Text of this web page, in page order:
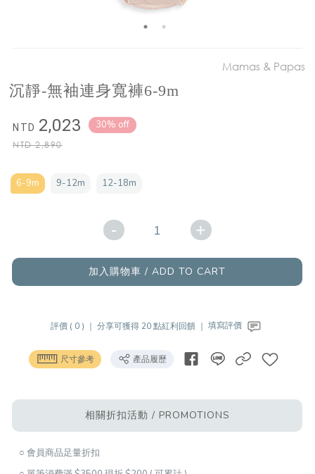
Mamas & Papas
沉靜-無袖連身寬褲6-9m
NTD 2,023
NTD2,890
30% off
6-9m 9-12m 12-18m
- +
加入購物車 / ADD TO CART
評價 ( 0 ) ｜分享可獲得 20 點紅利回饋 ｜填寫評價
尺寸參考 產品履歷
相關折扣活動 / PROMOTIONS
○ 會員商品足量折扣